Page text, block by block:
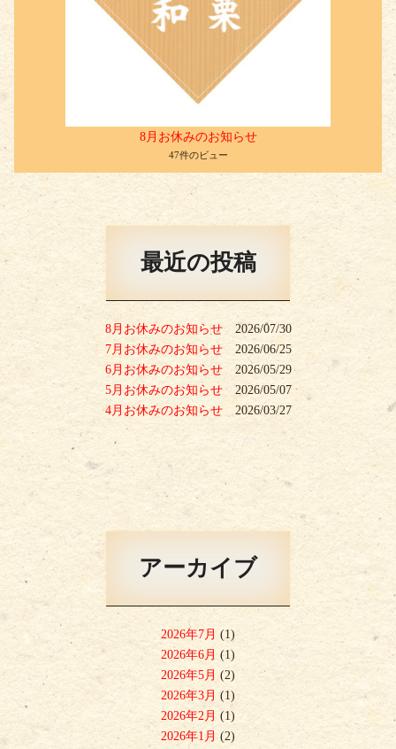
8月お休みのお知らせ
47件のビュー
最近の投稿
8月お休みのお知らせ
2026/07/30
7月お休みのお知らせ
2026/06/25
6月お休みのお知らせ
2026/05/29
5月お休みのお知らせ
2026/05/07
4月お休みのお知らせ
2026/03/27
アーカイブ
2026年7月 (1)
2026年6月 (1)
2026年5月 (2)
2026年3月 (1)
2026年2月 (1)
2026年1月 (2)